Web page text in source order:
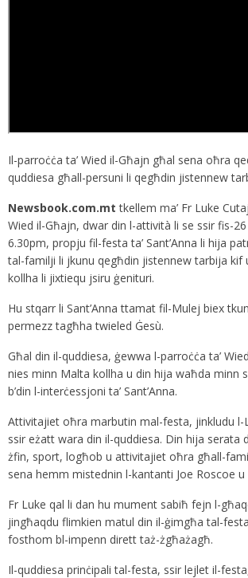
Il-parroċċa ta’ Wied il-Għajn għal sena oħra
quddiesa għall-persuni li qegħdin jistennew
Newsbook.com.mt tkellem ma’ Fr Luke
Wied il-Għajn, dwar din l-attività li se ssir fis-26
6.30pm, propju fil-festa ta’ Sant’Anna li hija
tal-familji li jkunu qegħdin jistennew tarbija kif
kollha li jixtiequ jsiru ġenituri.
Hu stqarr li Sant’Anna ttamat fil-Mulej biex
permezz tagħha twieled Ġesù.
Għal din il-quddiesa, ġewwa l-parroċċa ta’
nies minn Malta kollha u din hija waħda minn
b’din l-interċessjoni ta’ Sant’Anna.
Attivitajiet oħra marbutin mal-festa, jinkludu l-
ssir eżatt wara din il-quddiesa. Din hija serata
żfin, sport, logħob u attivitajiet oħra għall-
sena hemm mistednin l-kantanti Joe Roscoe u
Fr Luke qal li dan hu mument sabiħ fejn l-
jingħaqdu flimkien matul din il-ġimgħa tal-
fosthom bl-impenn dirett taż-żgħażagħ.
Il-quddiesa prinċipali tal-festa, ssir lejlet il-